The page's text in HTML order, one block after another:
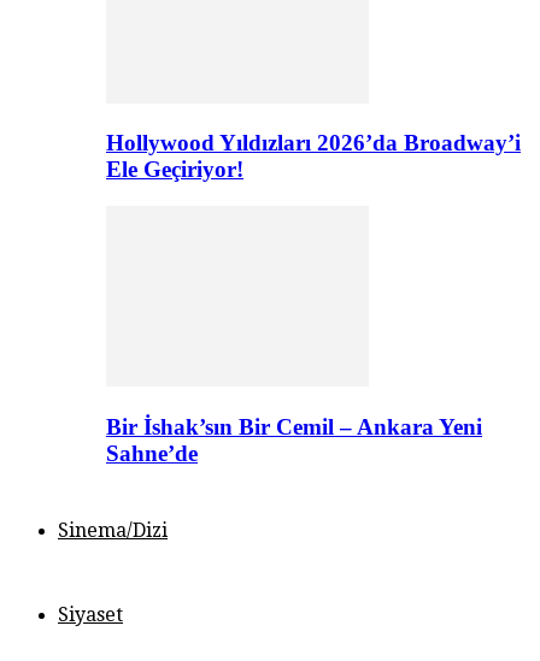
Hollywood Yıldızları 2026’da Broadway’i
Ele Geçiriyor!
Bir İshak’sın Bir Cemil – Ankara Yeni
Sahne’de
Sinema/Dizi
Siyaset